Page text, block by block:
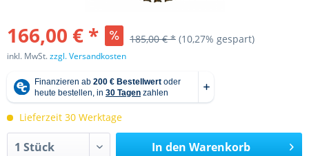
166,00 € * 185,00 € * (10,27% gespart)
inkl. MwSt.zzgl. Versandkosten
Lieferzeit 30 Werktage
In den Warenkorb